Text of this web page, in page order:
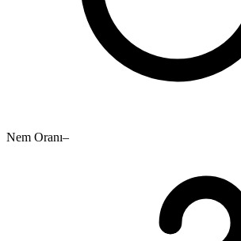
Nem Oranı–